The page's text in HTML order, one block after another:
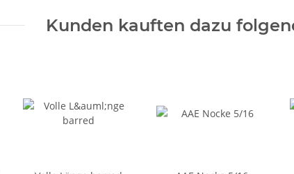
Kunden kauften dazu